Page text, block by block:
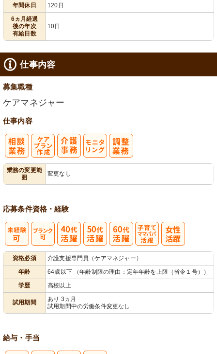
年間休日
120日
6ヵ月経過
後の年次
有給日数
10日
仕事内容
募集職種
ケアマネジャー
仕事内容
業務の変更範
囲
変更なし
応募条件資格・経験
資格必須
介護支援専門員（ケアマネジャー）
年齢
64歳以下 （年齢制限の理由：定年年齢を上限（省令１号））
学歴
高校以上
試用期間
あり 3ヵ月
試用期間中の労働条件変更なし
給与・手当